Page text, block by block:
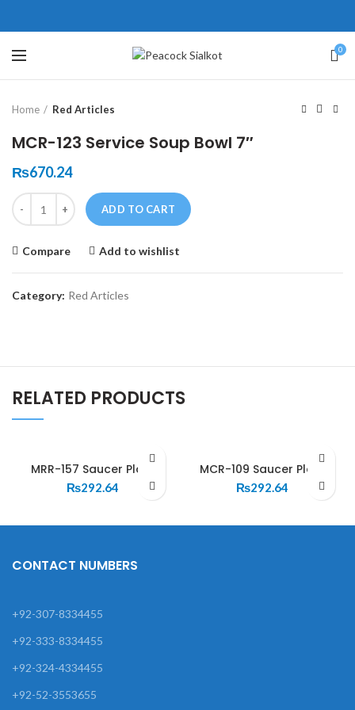
0
Click to enlarge
Home Red Articles
MCR-123 Service Soup Bowl 7″
₨670.24
Quantity
ADD TO CART
Compare Add to wishlist
Category: Red Articles
RELATED PRODUCTS
MRR-157 Saucer Plate
₨292.64
MCR-109 Saucer Plate
₨292.64
壯陽藥台灣購物
，這不是因為缺乏性生活，而
因為缺乏溝通，所以保持談話很
盾越來越大，往往這是ED的情
就會變得更加嚴重。
犀利士壯陽藥線上購買
戲都可以很好的幫助你獲得一
高質量的夫妻生活。犀利士治療
鬆，便於陰莖快速充血達到滿
堅硬勃起。在醫學界和陽痿病
望下，犀利士作為新一批藥
有其優良特點。
CONTACT NUMBERS
+92-307-8334455
+92-333-8334455
+92-324-4334455
+92-52-3553655